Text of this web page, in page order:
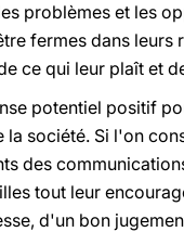
problèmes et les
fermes dans leurs
ce qui leur plaît et
potentiel positif
société. Si l'on
des
tout leur
d'un bon